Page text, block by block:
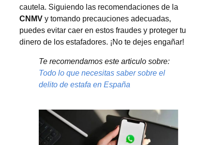
cautela. Siguiendo las recomendaciones de la
CNMV y tomando precauciones adecuadas,
puedes evitar caer en estos fraudes y proteger tu
dinero de los estafadores. ¡No te dejes engañar!
Te recomendamos este articulo sobre:
Todo lo que necesitas saber sobre el
delito de estafa en España